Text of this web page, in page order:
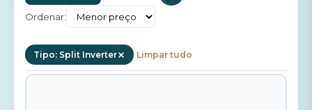
Ordenar:
Tipo: Split Inverter Limpar tudo